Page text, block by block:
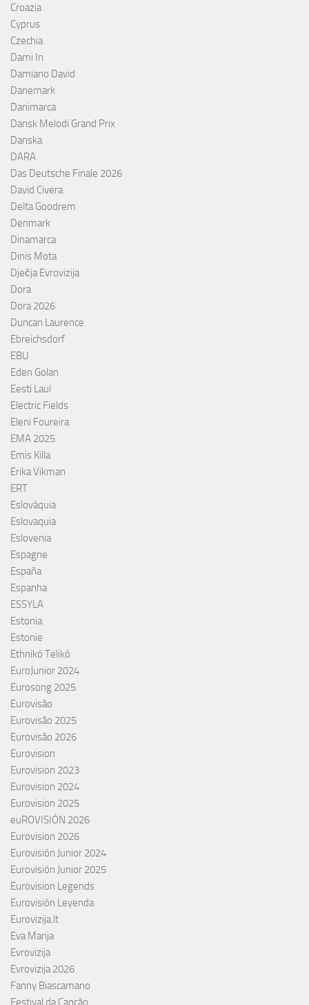
Croazia
Cyprus
Czechia
Dami In
Damiano David
Danemark
Danimarca
Dansk Melodi Grand Prix
Danska
DARA
Das Deutsche Finale 2026
David Civera
Delta Goodrem
Denmark
Dinamarca
Dinis Mota
Dječja Evrovizija
Dora
Dora 2026
Duncan Laurence
Ebreichsdorf
EBU
Eden Golan
Eesti Laul
Electric Fields
Eleni Foureira
EMA 2025
Emis Killa
Erika Vikman
ERT
Eslováquia
Eslovaquia
Eslovenia
Espagne
España
Espanha
ESSYLA
Estonia
Estonie
Ethnikó Telikó
EuroJunior 2024
Eurosong 2025
Eurovisão
Eurovisão 2025
Eurovisão 2026
Eurovision
Eurovision 2023
Eurovision 2024
Eurovision 2025
euROVISIÓN 2026
Eurovision 2026
Eurovisión Junior 2024
Eurovisión Junior 2025
Eurovision Legends
Eurovisión Leyenda
Eurovizija.lt
Eva Marija
Evrovizija
Evrovizija 2026
Fanny Biascamano
Festival da Canção